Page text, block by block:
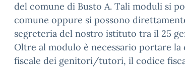
del comune di Busto A. Tali moduli si
comune oppure si possono
segreteria del nostro istituto tra il 25
Oltre al modulo è necessario portare la
fiscale dei genitori/tutori, il codice